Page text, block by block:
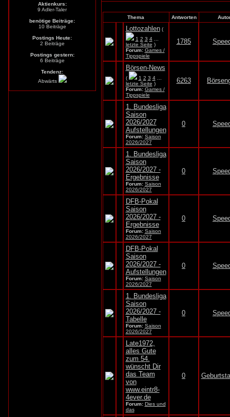
Aktienkurs:
9 Adler-Taler
benötige Beiträge:
10 Beiträge
Postings Heute:
2 Beiträge
Postings gestern:
6 Beiträge
Tendenz:
Abwärts
Thema Antworten
Lottozahlen(
1 2 3 4...
letzte Seite )
Forum: Games /
Tippspiele
1785
Börsen-News
( 1 2 3 4...
letzte Seite )
Forum: Games /
Tippspiele
6263
1. Bundesliga
Saison
2026/2027
Aufstellungen
Forum: Saison
2026/2027
0
1. Bundesliga
Saison
2026/2027 -
Ergebnisse
Forum: Saison
2026/2027
0
DFB-Pokal
Saison
2026/2027 -
Ergebnisse
Forum: Saison
2026/2027
0
DFB-Pokal
Saison
2026/2027 -
Aufstellungen
Forum: Saison
2026/2027
0
1. Bundesliga
Saison
2026/2027 -
Tabelle
Forum: Saison
2026/2027
0
Late1972,
alles Gute
zum 54.
wünscht Dir
das Team
von
www.eintr8-
4ever.de
Forum: Dies und
das
0